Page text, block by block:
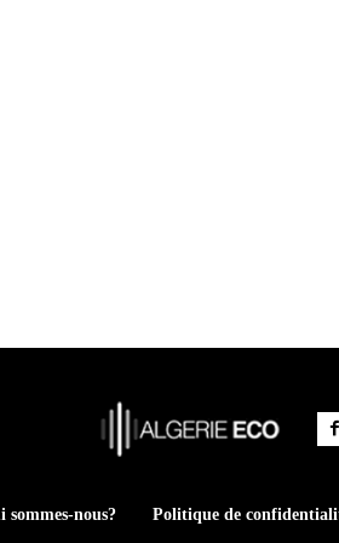
sommes-nous? Politique de